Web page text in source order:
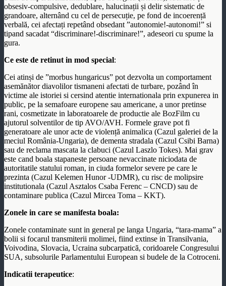
obsesiv-compulsive, dedublare, halucinații și delir sistematic de
grandoare, alternând cu cel de persecuție, pe fond de incoerență
verbală, cei afectați repetând obsedant ”autonomie!-autonomi!” si
tipand sacadat “discriminare!-discriminare!”, adeseori cu spume la
gura.
Ce este de retinut in mod special:
Cei atinși de ”morbus hungaricus” pot dezvolta un comportament
asemănător diavolilor tismaneni afectati de turbare, pozând în
victime ale istoriei si cersind atentie internationala prin expunerea in
public, pe la semafoare europene sau americane, a unor pretinse
rani, cosmetizate in laboratoarele de productie ale BozFilm cu
ajutorul solventilor de tip AVO/AVH. Formele grave pot fi
generatoare ale unor acte de violență animalica (Cazul galeriei de la
meciul România-Ungaria), de dementa stradala (Cazul Csibi Barna)
sau de reclama mascata la clabuci (Cazul Laszlo Tokes). Mai grav
este cand boala stapaneste persoane nevaccinate niciodata de
autoritatile statului roman, in ciuda formelor severe pe care le
prezinta (Cazul Kelemen Hunor -UDMR), cu risc de molipsire
institutionala (Cazul Asztalos Csaba Ferenc – CNCD) sau de
contaminare publica (Cazul Mircea Toma – KKT).
Zonele in care se manifesta boala:
Zonele contaminate sunt in general pe langa Ungaria, “tara-mama” a
bolii si focarul transmiterii molimei, fiind extinse in Transilvania,
Voivodina, Slovacia, Ucraina subcarpatică, coridoarele Congresului
SUA, subsolurile Parlamentului European si budele de la Cotroceni.
Indicatii terapeutice: